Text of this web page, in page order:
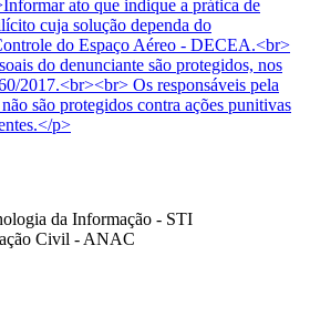
ato que indique a prática de
cuja solução dependa do
do Espaço Aéreo - DECEA.<br>
do denunciante são protegidos, nos
2017.<br><br> Os responsáveis pela
são protegidos contra ações punitivas
p>
da Informação - STI
Civil - ANAC